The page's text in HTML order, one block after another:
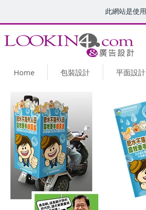
此網站是使用
Home 包裝設計 平面設計